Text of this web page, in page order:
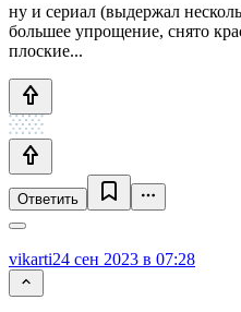
ну и сериал (выдержал
большее упрощение, снято
плоские...
Ответить
vikarti24 сен 2023 в 07:28